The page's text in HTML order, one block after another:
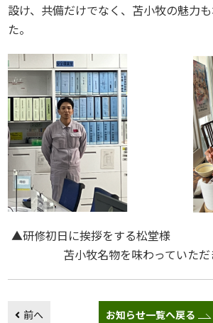
設け、共備だけでなく、苫小牧の魅力
た。
▲研修初日に挨拶をす
苫小牧名物を味わっていた
前へ お知らせ一覧へ戻る